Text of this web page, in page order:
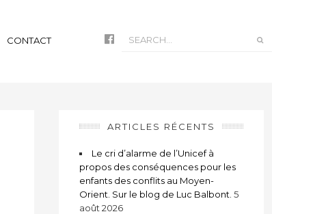
CONTACT
ARTICLES RÉCENTS
Le cri d’alarme de l’Unicef à
propos des conséquences pour les
enfants des conflits au Moyen-
Orient. Sur le blog de Luc Balbont. 5
août 2026